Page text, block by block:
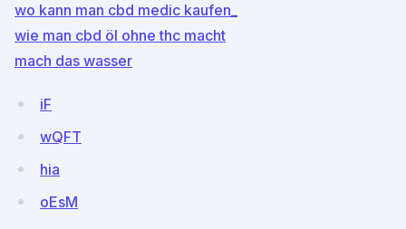
wo kann man cbd medic kaufen_
wie man cbd öl ohne thc macht
mach das wasser
iF
wQFT
hia
oEsM